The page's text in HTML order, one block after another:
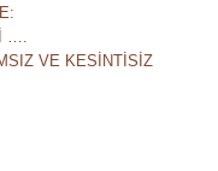
….
VE KESİNTİSİZ